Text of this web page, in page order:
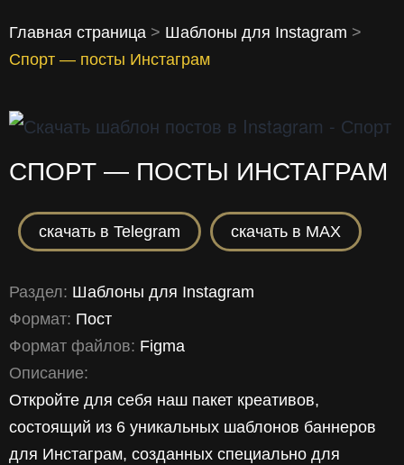
Главная страница > Шаблоны для Instagram >
Спорт — посты Инстаграм
СПОРТ — ПОСТЫ ИНСТАГРАМ
скачать в Telegram скачать в MAX
Раздел: Шаблоны для Instagram
Формат: Пост
Формат файлов: Figma
Описание:
Откройте для себя наш пакет креативов,
состоящий из 6 уникальных шаблонов баннеров
для Инстаграм, созданных специально для